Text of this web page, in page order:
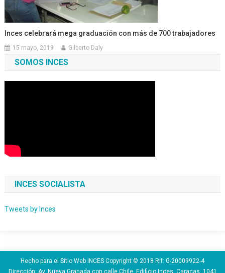
Inces celebrará mega graduación con más de 700 trabajadores
15 mayo, 2019 Gilberto Daly
SOMOS INCES
INCES SOCIALISTA
Tweets by Inces
Hecho para el Sitio Web INCES Copyright © 2018 Rif: G-20009922-4
Dirección: Av. Nueva Granada con calle Chile, Edificio Inces. Caracas. 1041